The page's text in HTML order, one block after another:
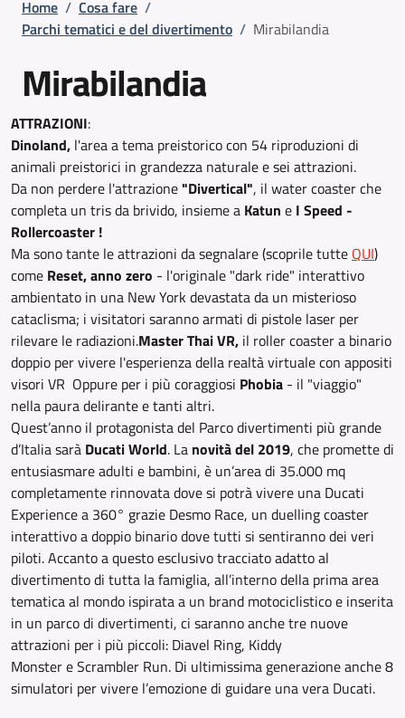
Home / Cosa fare /
Parchi tematici e del divertimento / Mirabilandia
Mirabilandia
ATTRAZIONI:
Dinoland, l'area a tema preistorico con 54 riproduzioni di
animali preistorici in grandezza naturale e sei attrazioni.
Da non perdere l'attrazione"Divertical", il water coaster che
completa un tris da brivido, insieme a Katun e I Speed -
Rollercoaster !
Ma sono tante le attrazioni da segnalare (scoprile tutte QUI)
come Reset, anno zero - l'originale "dark ride" interattivo
ambientato in una New York devastata da un misterioso
cataclisma; i visitatori saranno armati di pistole laser per
rilevare le radiazioni.Master Thai VR, il roller coaster a binario
doppio per vivere l'esperienza della realtà virtuale con appositi
visori VR Oppure per i più coraggiosi Phobia - il "viaggio"
nella paura delirante e tanti altri.
Quest’anno il protagonista del Parco divertimenti più grande
d’Italia sarà Ducati World. La novità del 2019, che promette di
entusiasmare adulti e bambini, è un’area di 35.000 mq
completamente rinnovata dove si potrà vivere una Ducati
Experience a 360° grazie Desmo Race, un duelling coaster
interattivo a doppio binario dove tutti si sentiranno dei veri
piloti. Accanto a questo esclusivo tracciato adatto al
divertimento di tutta la famiglia, all’interno della prima area
tematica al mondo ispirata a un brand motociclistico e inserita
in un parco di divertimenti, ci saranno anche tre nuove
attrazioni per i più piccoli: Diavel Ring, Kiddy
Monster e Scrambler Run. Di ultimissima generazione anche 8
simulatori per vivere l’emozione di guidare una vera Ducati.